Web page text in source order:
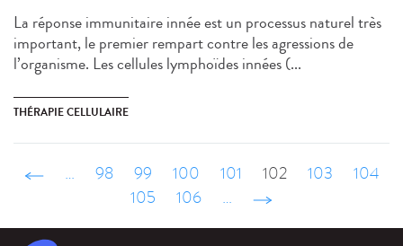
La réponse immunitaire innée est un processus naturel très
important, le premier rempart contre les agressions de
l’organisme. Les cellules lymphoïdes innées (...
THÉRAPIE CELLULAIRE
‹ précédent
… 98 99 100 101 102 103
104
105
106 … suivant ›